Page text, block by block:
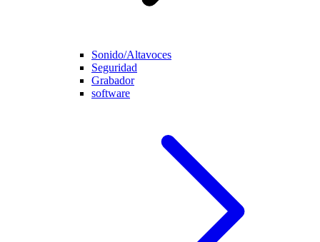
Sonido/Altavoces
Seguridad
Grabador
software